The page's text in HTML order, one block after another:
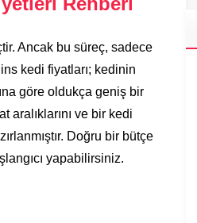
Ancak bu süreç, sadece
kedi fiyatları; kedinin
göre oldukça geniş bir
aralıklarını ve bir kedi
Doğru bir bütçe
yapabilirsiniz.